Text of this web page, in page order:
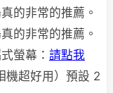
的非常的推薦。
的非常的推薦。
螢幕： 請點我
機超好用）預設 2